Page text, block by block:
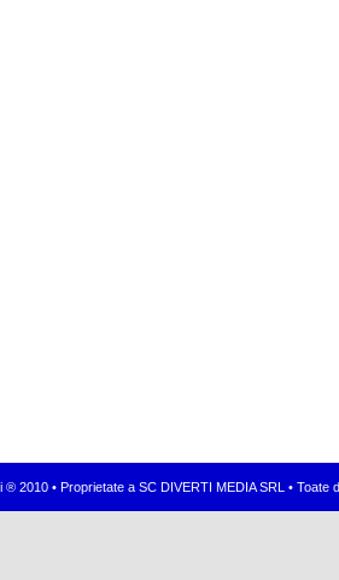
® 2010 • Proprietate a SC DIVERTI MEDIA SRL •